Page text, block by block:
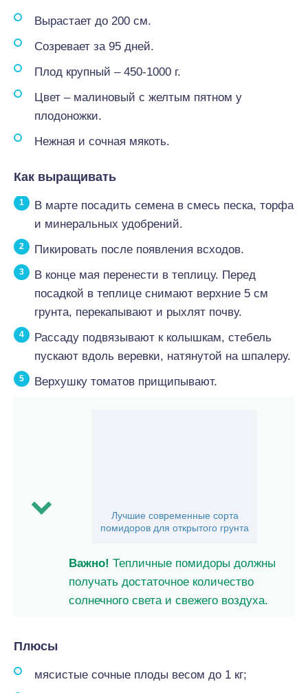
Вырастает до 200 см.
Созревает за 95 дней.
Плод крупный – 450-1000 г.
Цвет – малиновый с желтым пятном у
плодоножки.
Нежная и сочная мякоть.
Как выращивать
В марте посадить семена в смесь песка, торфа
и минеральных удобрений.
Пикировать после появления всходов.
В конце мая перенести в теплицу. Перед
посадкой в теплице снимают верхние 5 см
грунта, перекапывают и рыхлят почву.
Рассаду подвязывают к колышкам, стебель
пускают вдоль веревки, натянутой на шпалеру.
Верхушку томатов прищипывают.
Лучшие современные сорта
помидоров для открытого грунта
Важно! Тепличные помидоры должны
получать достаточное количество
солнечного света и свежего воздуха.
Плюсы
мясистые сочные плоды весом до 1 кг;